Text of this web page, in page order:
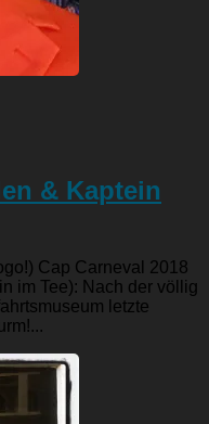
& Kaptein
Cap Carneval 2018
im Tee): Nach der völlig
letzte